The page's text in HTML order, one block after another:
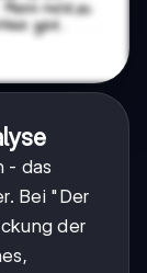
- das
Bei "Der
der